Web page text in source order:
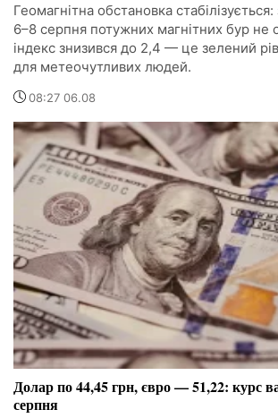
Геомагнітна обстановка
6–8 серпня потужних магнітних бур не
індекс знизився до 2,4 — це зелений
для метеочутливих людей.
08:27 06.08
Долар по 44,45 грн, євро — 51,22: курс
серпня